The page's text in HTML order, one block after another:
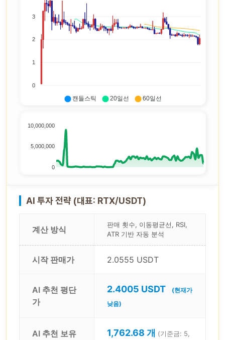
3
2
1
0
캔들스틱 20일선 60일선
10,000,000
5,000,000
0
AI 투자 전략 (대표: RTX/USDT)
계산 방식
판매 횟수, 이동평균선, RSI,
ATR 기반 자동 분석
시작 판매가 2.0555 USDT
AI 추천 평단
가
2.4005 USDT
(현재가
낮음)
AI 추천 보유
1,762.68 개 (기준금: 5,